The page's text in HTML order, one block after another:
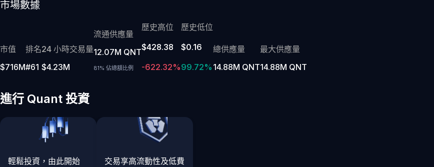
市場數據
市值
$716M
排名
#61
24 小時交易量
$4.23M
流通供應量
12.07M QNT
81% 佔總額比例
歷史高位
$428.38
-622.32%
歷史低位
$0.16
99.72%
總供應量
14.88M QNT
最大供應量
14.88M QNT
進行 Quant 投資
輕鬆投資，由此開始
交易享高流動性及低費